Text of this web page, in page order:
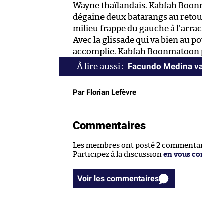
Wayne thaïlandais. Kabfah
dégaine deux batarangs au
milieu frappe du gauche à
Avec la glissade qui va bien au
accomplie. Kabfah
Facundo Medina
Par Florian Lefèvre
Commentaires
Les membres ont posté 2
Participez à la discussion en vous
Voir les commentaires